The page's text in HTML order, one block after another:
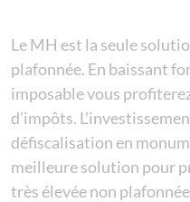
Le MH est la seule
plafonnée. En baissant
imposable vous
d’impôts.
défiscalisation en
meilleure solution pour
très élevée non